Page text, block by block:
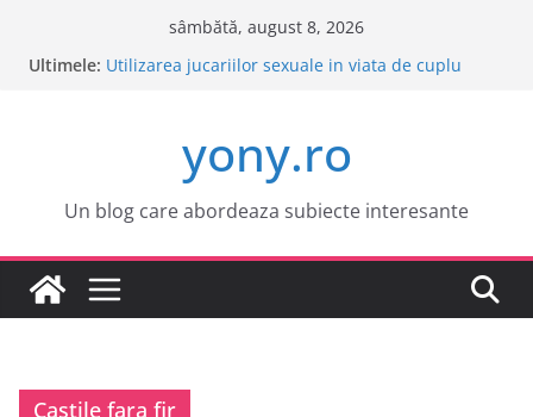
sâmbătă, august 8, 2026
Ultimele: Este o idee buna sa cumpar o masina electrica?
Tot ce trebuie sa stii despre bolile copilariei
Tot ce trebuie sa stii despre epilarea definitiva
yony.ro
Un blog care abordeaza subiecte interesante
Castile fara fir